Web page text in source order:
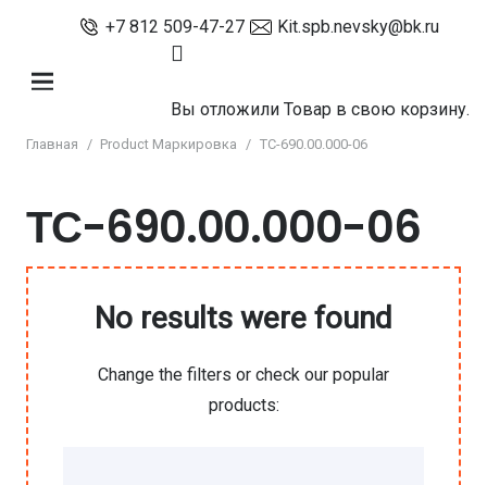
+7 812 509-47-27 Kit.spb.nevsky@bk.ru
Вы отложилиТовар в свою корзину.
Главная / Product Маркировка / ТС-690.00.000-06
ТС-690.00.000-06
No results were found
Change the filters or check our popular
products: